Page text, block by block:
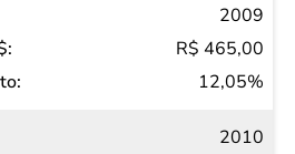
2009
R$ 465,00
12,05%
2010